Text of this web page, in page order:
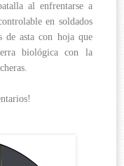
al enfrentarse a
en soldados
de asta con hoja que
biológica con la